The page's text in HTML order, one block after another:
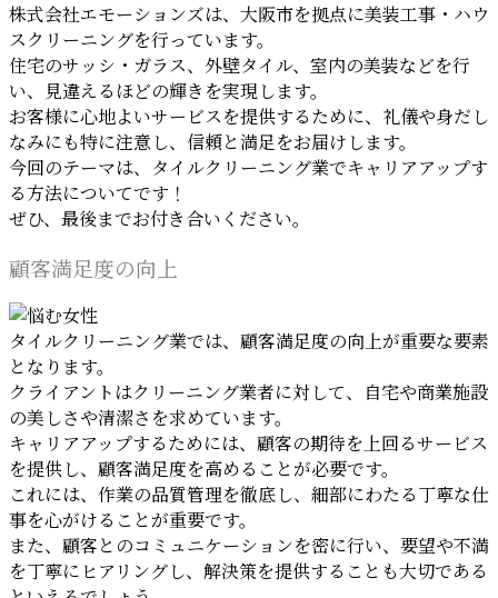
株式会社エモーションズは、大阪市を拠点に美装工事・ハウ
スクリーニングを行っています。
住宅のサッシ・ガラス、外壁タイル、室内の美装などを行
い、見違えるほどの輝きを実現します。
お客様に心地よいサービスを提供するために、礼儀や身だし
なみにも特に注意し、信頼と満足をお届けします。
今回のテーマは、タイルクリーニング業でキャリアアップす
る方法についてです！
ぜひ、最後までお付き合いください。
顧客満足度の向上
タイルクリーニング業では、顧客満足度の向上が重要な要素
となります。
クライアントはクリーニング業者に対して、自宅や商業施設
の美しさや清潔さを求めています。
キャリアアップするためには、顧客の期待を上回るサービス
を提供し、顧客満足度を高めることが必要です。
これには、作業の品質管理を徹底し、細部にわたる丁寧な仕
事を心がけることが重要です。
また、顧客とのコミュニケーションを密に行い、要望や不満
を丁寧にヒアリングし、解決策を提供することも大切である